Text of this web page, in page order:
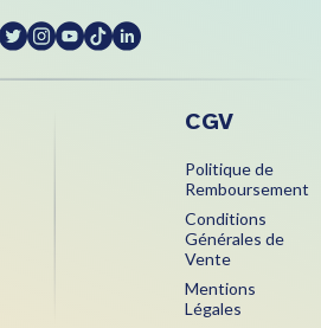
CGV
Politique de
Remboursement
Conditions
Générales de
Vente
Mentions
Légales